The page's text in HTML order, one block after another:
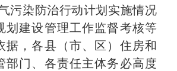
污染防治行动计划实施情况
划建设管理工作监督考核等
据，各县（市、区）住房和
部门、各责任主体务必高度